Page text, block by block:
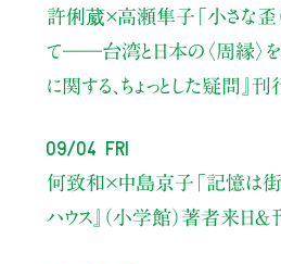
許俐葳×高瀬隼子 「小さな
て――台湾と日本の〈周縁〉
に関する、ちょっとした疑問』
09/04 Fri
何致和×中島京子 「記憶は街
ハウス』（小学館）著者来日